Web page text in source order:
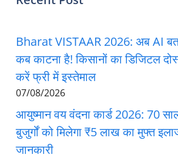
Bharat VISTAAR 2026: अब AI
कब काटना है! किसानों का डिजिटल
करें फ्री में इस्तेमाल
07/08/2026
आयुष्मान वय वंदना कार्ड 2026: 70
बुजुर्गों को मिलेगा ₹5 लाख का मुफ्त
जानकारी